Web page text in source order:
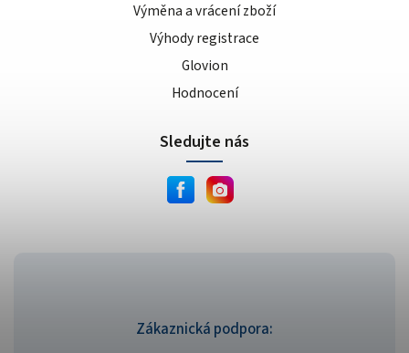
Zákaznická podpora:
Výměna a vrácení zboží
Výhody registrace
Glovion
Hodnocení
Sledujte nás